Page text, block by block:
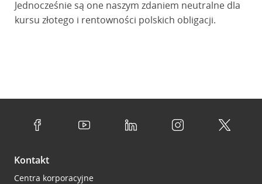
Jednocześnie są one naszym zdaniem neutralne dla
kursu złotego i rentowności polskich obligacji.
Kontakt
Centra korporacyjne